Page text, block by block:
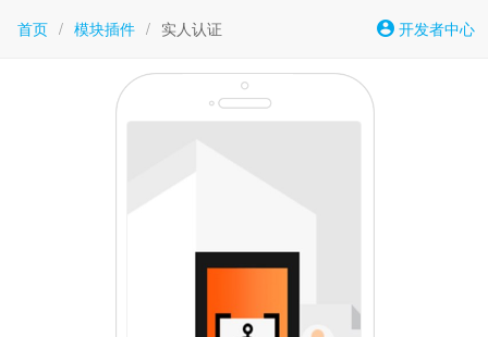
首页 / 模块插件 / 实人认证 开发者中心